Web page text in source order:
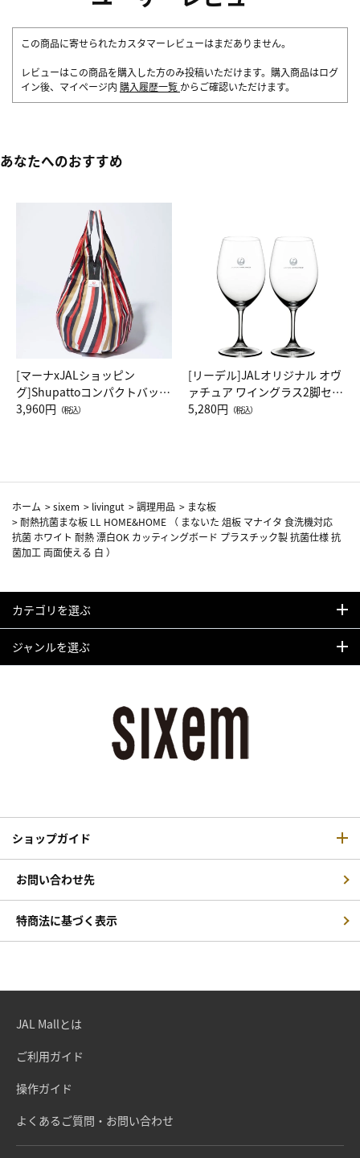
この商品に寄せられたカスタマーレビューはまだありません。
レビューはこの商品を購入した方のみ投稿いただけます。購入商品はログ
イン後、マイページ内 購入履歴一覧 からご確認いただけます。
あなたへのおすすめ
[マーナxJALショッピン
グ]Shupattoコンパクトバッグ
Drop JAL客室乗務員（LC）ス
3,960円 （税込）
[リーデル]JALオリジナル オヴ
ァチュア ワイングラス2脚セッ
ト（レッドワイン）
5,280円 （税込）
ホーム >sixem > livingut >調理用品 > まな板
>耐熱抗菌まな板 LL HOME&HOME （ まないた 俎板 マナイタ 食洗機対応
抗菌 ホワイト 耐熱 漂白OK カッティングボード プラスチック製 抗菌仕様 抗
菌加工 両面使える 白 ）
カテゴリを選ぶ
ジャンルを選ぶ
ショップガイド
お問い合わせ先
特商法に基づく表示
JAL Mallとは
ご利用ガイド
操作ガイド
よくあるご質問・お問い合わせ